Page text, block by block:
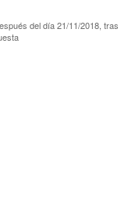
del día 21/11/2018, tras